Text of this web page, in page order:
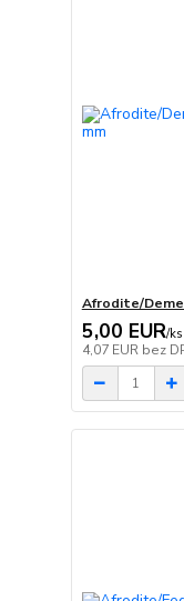
Afrodite/
5,00 EUR/ks
4,07 EUR bez